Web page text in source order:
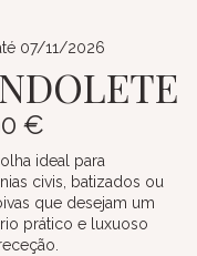
07/11/2026
€
ideal para
civis, batizados ou
que desejam um
prático e luxuoso